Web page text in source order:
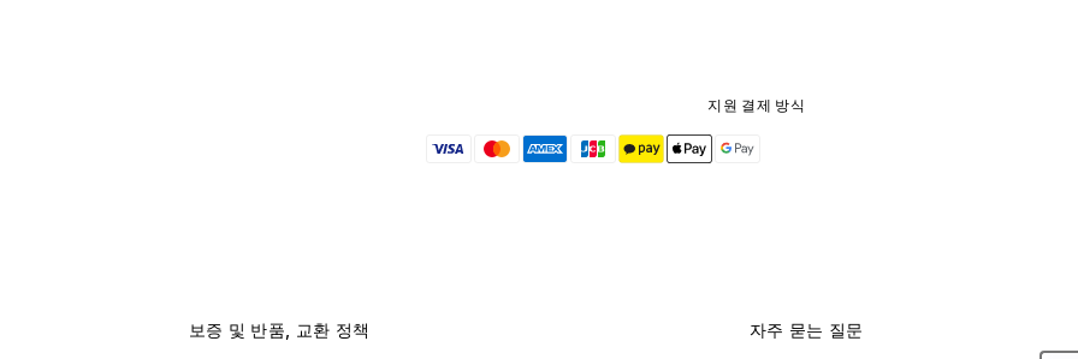
지원 결제 방식
보증 및 반품, 교환 정책 자주 묻는 질문